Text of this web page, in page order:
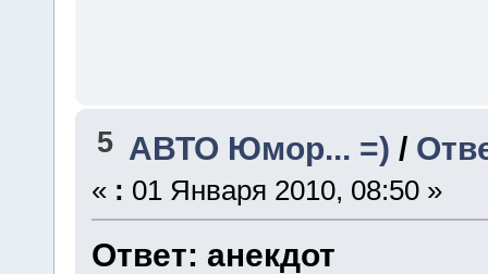
5 АВТО Юмор... =) /
« : 01 Января 2010, 08:50 »
Ответ: анекдот